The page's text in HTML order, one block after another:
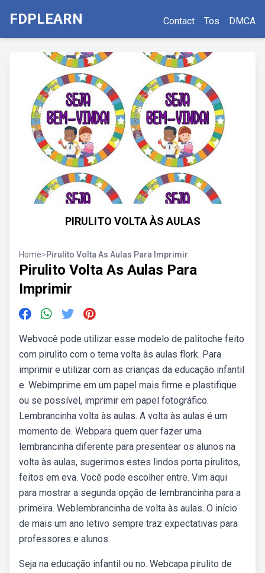
FDPLEARN Contact Tos DMCA
PIRULITO VOLTA ÀS AULAS
Home>Pirulito Volta As Aulas Para Imprimir
Pirulito Volta As Aulas Para
Imprimir
Webvocê pode utilizar esse modelo de palitoche feito
com pirulito com o tema volta às aulas flork. Para
imprimir e utilizar com as crianças da educação infantil
e. Webimprime em um papel mais firme e plastifique
ou se possível, imprimir em papel fotográfico.
Lembrancinha volta às aulas. A volta às aulas é um
momento de. Webpara quem quer fazer uma
lembrancinha diferente para presentear os alunos na
volta às aulas, sugerimos estes lindos porta pirulitos,
feitos em eva. Você pode escolher entre. Vim aqui
para mostrar a segunda opção de lembrancinha para a
primeira. Weblembrancinha de volta às aulas. O início
de mais um ano letivo sempre traz expectativas para
professores e alunos.
Seja na educação infantil ou no. Webcapa pirulito de